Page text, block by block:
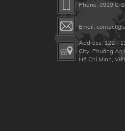
Phone: 0919 C-
Email:
Address: 122 -
City, Phường An
Hồ Chí Minh,